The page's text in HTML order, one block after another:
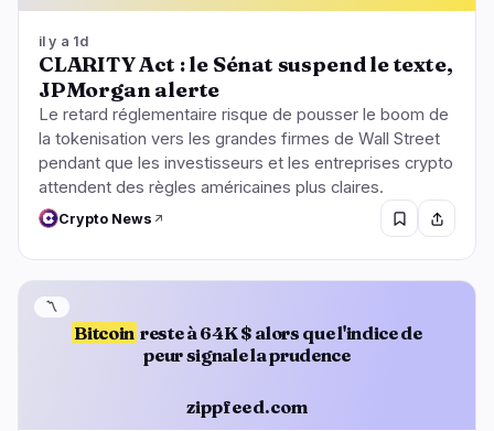
il y a 1d
CLARITY Act : le Sénat suspend le texte,
JPMorgan alerte
Le retard réglementaire risque de pousser le boom de
la tokenisation vers les grandes firmes de Wall Street
pendant que les investisseurs et les entreprises crypto
attendent des règles américaines plus claires.
Crypto News
Bitcoin reste à 64K $ alors que l'indice de
peur signale la prudence
zippfeed.com
〽️